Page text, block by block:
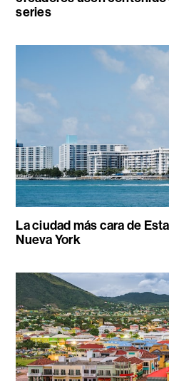
series
La ciudad más cara de
Nueva York